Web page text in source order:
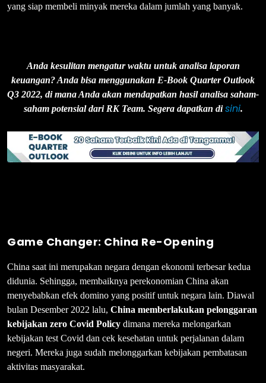
yang siap membeli minyak mereka dalam jumlah yang banyak.
Anda kesulitan mengatur waktu untuk analisa laporan
keuangan? Anda bisa menggunakan E-Book Quarter Outlook
Q3 2022, di mana Anda akan mendapatkan hasil analisa saham-
saham potensial dari RK Team. Segera dapatkan disini.
Game Changer: China Re-Opening
China saat ini merupakan negara dengan ekonomi terbesar kedua
didunia. Sehingga, membaiknya perekonomian China akan
menyebabkan efek domino yang positif untuk negara lain. Diawal
bulan Desember 2022 lalu, China memberlakukan pelonggaran
kebijakan zero Covid Policy dimana mereka melongarkan
kebijakan test Covid dan cek kesehatan untuk perjalanan dalam
negeri. Mereka juga sudah melonggarkan kebijakan pembatasan
aktivitas masyarakat.